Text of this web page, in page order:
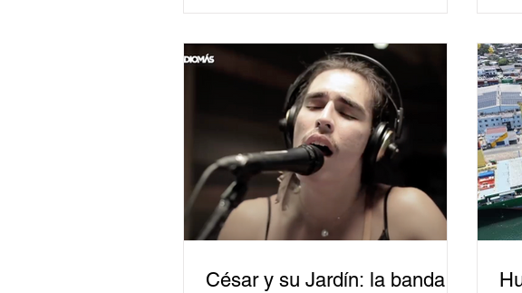
un
César y su Jardín: la banda